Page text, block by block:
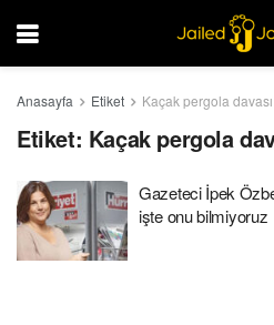
Anasayfa Etiket Kaçak pergola davası
Etiket: Kaçak pergola
Gazeteci İpek
işte onu bilmiyoruz